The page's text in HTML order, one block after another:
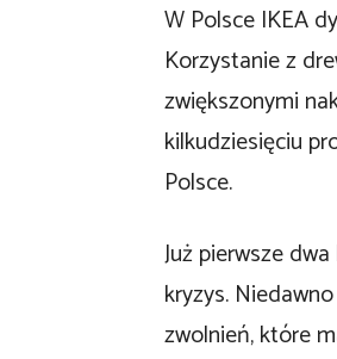
W Polsce IKEA
Korzystanie z
zwiększonymi
kilkudziesięciu
Polsce.
Już pierwsze
kryzys.
zwolnień, które